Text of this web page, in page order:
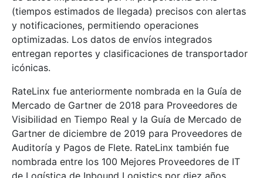
(tiempos estimados de llegada) precisos con alertas
y notificaciones, permitiendo operaciones
optimizadas. Los datos de envíos integrados
entregan reportes y clasificaciones de transportador
icónicas.
RateLinx fue anteriormente nombrada en la Guía de
Mercado de Gartner de 2018 para Proveedores de
Visibilidad en Tiempo Real y la Guía de Mercado de
Gartner de diciembre de 2019 para Proveedores de
Auditoría y Pagos de Flete. RateLinx también fue
nombrada entre los 100 Mejores Proveedores de IT
de Logística de Inbound Logistics por diez años